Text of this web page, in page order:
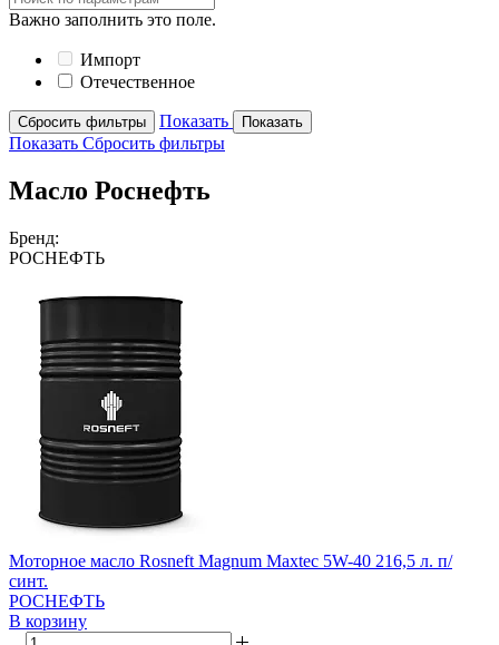
Важно заполнить это поле.
Импорт
Отечественное
Сбросить фильтры Показать Показать
Показать Сбросить фильтры
Масло Роснефть
Бренд:
РОСНЕФТЬ
Моторное масло Rosneft Magnum Maxtec 5W-40 216,5 л. п/
синт.
РОСНЕФТЬ
В корзину